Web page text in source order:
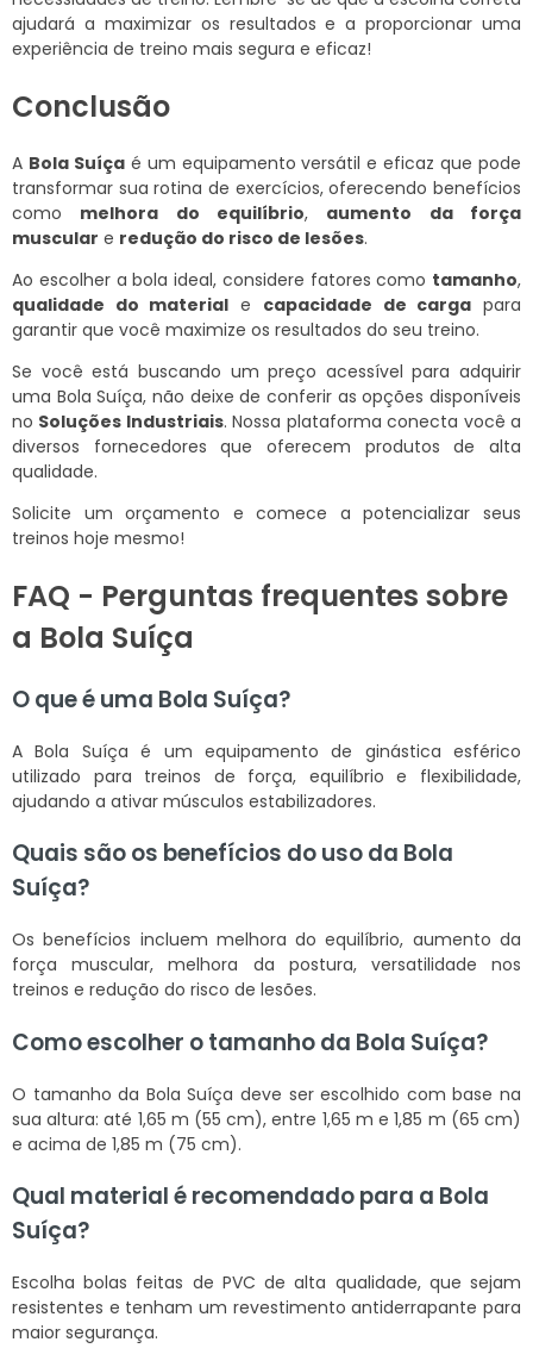
ajudará a maximizar os resultados e a proporcionar uma
experiência de treino mais segura e eficaz!
Conclusão
A Bola Suíçaé um equipamento versátil e eficaz que pode
transformar sua rotina de exercícios, oferecendo benefícios
como melhora do equilíbrio, aumento da força
muscular e redução do risco de lesões.
Ao escolher a bola ideal, considere fatores como tamanho,
qualidade do material e capacidade de carga para
garantir que você maximize os resultados do seu treino.
Se você está buscando um preço acessível para adquirir
uma Bola Suíça, não deixe de conferir as opções disponíveis
no Soluções Industriais. Nossa plataforma conecta você a
diversos fornecedores que oferecem produtos de alta
qualidade.
Solicite um orçamento e comece a potencializar seus
treinos hoje mesmo!
FAQ - Perguntas frequentes sobre
a Bola Suíça
O que é uma Bola Suíça?
A Bola Suíça é um equipamento de ginástica esférico
utilizado para treinos de força, equilíbrio e flexibilidade,
ajudando a ativar músculos estabilizadores.
Quais são os benefícios do uso da Bola
Suíça?
Os benefícios incluem melhora do equilíbrio, aumento da
força muscular, melhora da postura, versatilidade nos
treinos e redução do risco de lesões.
Como escolher o tamanho da Bola Suíça?
O tamanho da Bola Suíça deve ser escolhido com base na
sua altura: até 1,65 m (55 cm), entre 1,65 m e 1,85 m (65 cm)
e acima de 1,85 m (75 cm).
Qual material é recomendado para a Bola
Suíça?
Escolha bolas feitas de PVC de alta qualidade, que sejam
resistentes e tenham um revestimento antiderrapante para
maior segurança.